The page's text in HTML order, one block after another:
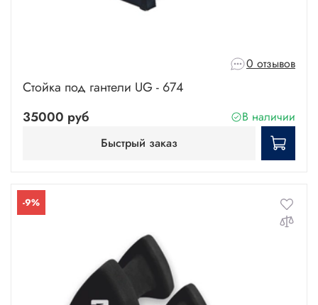
0 отзывов
Стойка под гантели UG - 674
35000 руб
В наличии
Быстрый заказ
-9%